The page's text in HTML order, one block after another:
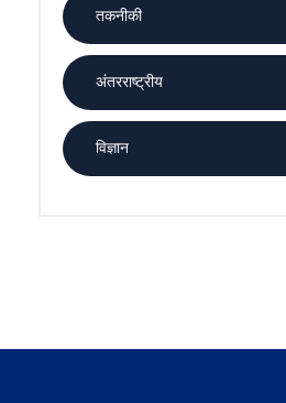
तकनीकी
अंतरराष्ट्रीय
विज्ञान